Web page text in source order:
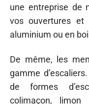
une entreprise de
vos ouvertures et
aluminium ou en
De même, les
gamme
de formes
colimaçon,